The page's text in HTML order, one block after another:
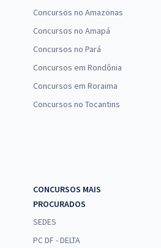
Concursos no Amazonas
Concursos no Amapá
Concursos no Pará
Concursos em Rondônia
Concursos em Roraima
Concursos no Tocantins
CONCURSOS MAIS
PROCURADOS
SEDES
PC DF - DELTA